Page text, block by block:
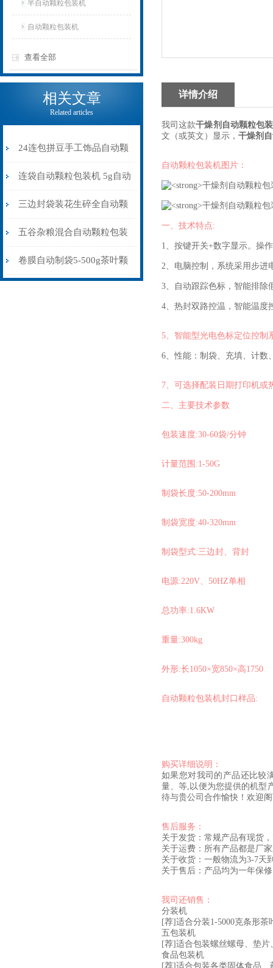
半自动颗粒包装机
自动颗粒包装机
查看全部
相关文章
Related articles
24连包拼豆手工饰品自动颗
粒包装机防静电不堵料
连袋自动颗粒包装机 5g自动
计量包装机 三边封打包机
三边封袋装花生碎全自动颗
粒包装机1000克\包
五谷杂粮混合自动颗粒包装
机30-70克\包背封
卷膜自动制袋5-500g茶叶颗
详情介绍
我司这款干燥剂自动颗粒包
文（或英文）显示， 干燥剂
自动颗粒包装机图片：
一、技术特点:
1、 按键开关+数字显示。操
2、 电脑控制，系统采用步进
3、自动跟踪色标，智能排除
4、热封双路控温，智能温度
5、智能型光电色标定位控制
6、性能：制袋、充填、计数
7、可选择配装日期打印机或
二、主要技术参数
包装速度:30-60袋/分钟
计量范围:1-50G
制袋长度:50-200mm
制袋宽度:40-320mm
制袋型式:三边封、背封
电源:220V、50HZ单相
总功率:1.6KW
重量:300kg
外形:长1050×宽850×高1750
自动颗粒包装机封口样品:
购买详细说明：
如果您对我司的产品还比较
量、等,以便为您提供的机型
待与贵公司合作愉快！欢迎
售后服务：
关于发货：常规产品有现货
关于运费：所有产品都是厂
关于收货：一般物流为3-7天
关于售后：产品均为一年保
我司还销售：
分装机
[荐]适合分装1-5000克条形
五包装机
[荐]适合包装螺丝螺母、垫
食品包装机
[荐]适合包装各类固体食品